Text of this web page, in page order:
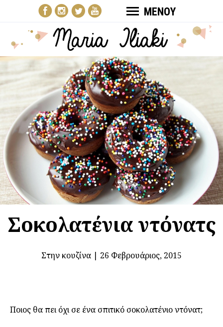
ΜΕΝΟΥ
Σοκολατένια ντόνατς
Στην κουζίνα | 26 Φεβρουάριος, 2015
Ποιος θα πει όχι σε ένα σπιτικό σοκολατένιο ντόνατ;